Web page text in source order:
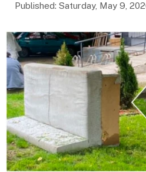
Published: Saturday, May 9,